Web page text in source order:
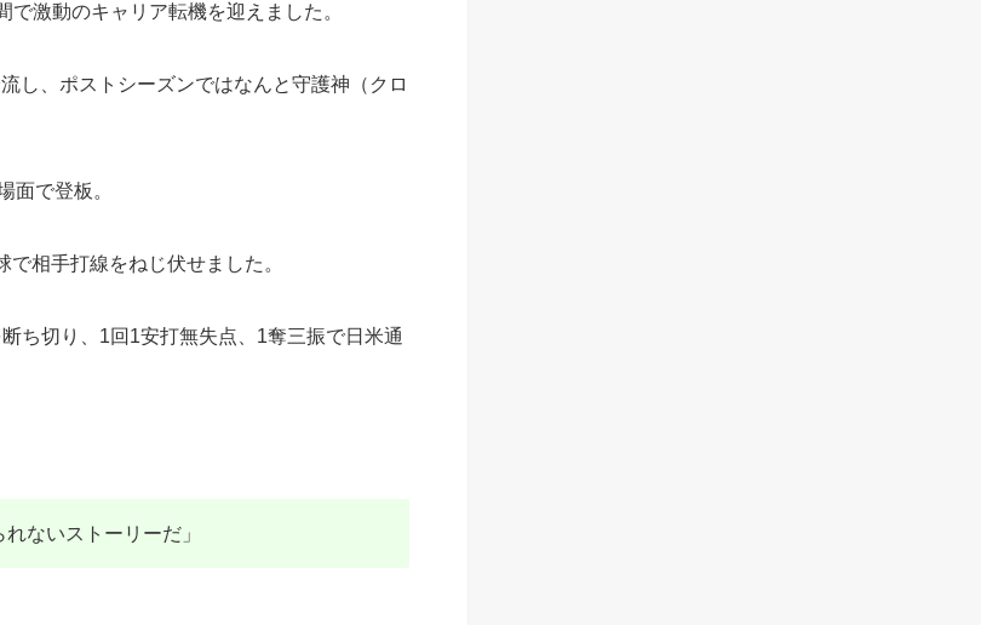
激動のキャリア転機を迎えました。
し、ポストシーズンではなんと守護神（クロ
面で登板。
相手打線をねじ伏せました。
ち切り、1回1安打無失点、1奪三振で日米通
ないストーリーだ」